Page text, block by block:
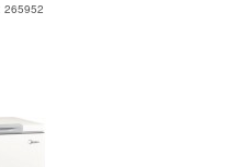
265952